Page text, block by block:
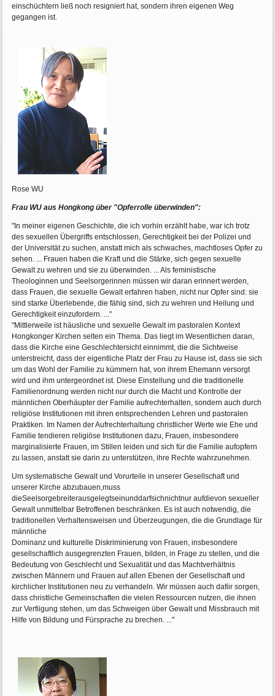
einschüchtern ließ noch resigniert hat, sondern ihren eigenen Weg
gegangen ist.
Rose WU
Frau WU aus Hongkong über "Opferrolle überwinden":
"In meiner eigenen Geschichte, die ich vorhin erzählt habe, war ich trotz
des sexuellen Übergriffs entschlossen, Gerechtigkeit bei der Polizei und
der Universität zu suchen, anstatt mich als schwaches, machtloses Opfer zu
sehen. ... Frauen haben die Kraft und die Stärke, sich gegen sexuelle
Gewalt zu wehren und sie zu überwinden. ... Als feministische
Theologinnen und Seelsorgerinnen müssen wir daran erinnert werden,
dass Frauen, die sexuelle Gewalt erfahren haben, nicht nur Opfer sind: sie
sind starke Überlebende, die fähig sind, sich zu wehren und Heilung und
Gerechtigkeit einzufordern. ..."
"Mittlerweile ist häusliche und sexuelle Gewalt im pastoralen Kontext
Hongkonger Kirchen selten ein Thema. Das liegt im Wesentlichen daran,
dass die Kirche eine Geschlechtersicht einnimmt, die die Sichtweise
unterstreicht, dass der eigentliche Platz der Frau zu Hause ist, dass sie sich
um das Wohl der Familie zu kümmern hat, von ihrem Ehemann versorgt
wird und ihm untergeordnet ist. Diese Einstellung und die traditionelle
Familienordnung werden nicht nur durch die Macht und Kontrolle der
männlichen Oberhäupter der Familie aufrechterhalten, sondern auch durch
religiöse Institutionen mit ihren entsprechenden Lehren und pastoralen
Praktiken. Im Namen der Aufrechterhaltung christlicher Werte wie Ehe und
Familie tendieren religiöse Institutionen dazu, Frauen, insbesondere
marginalisierte Frauen, im Stillen leiden und sich für die Familie aufopfern
zu lassen, anstatt sie darin zu unterstützen, ihre Rechte wahrzunehmen.
Um systematische Gewalt und Vorurteile in unserer Gesellschaft und
unserer Kirche abzubauen,muss
dieSeelsorgebreiterausgelegtseinunddarfsichnichtnur aufdievon sexueller
Gewalt unmittelbar Betroffenen beschränken. Es ist auch notwendig, die
traditionellen Verhaltensweisen und Überzeugungen, die die Grundlage für
männliche
Dominanz und kulturelle Diskriminierung von Frauen, insbesondere
gesellschaftlich ausgegrenzten Frauen, bilden, in Frage zu stellen, und die
Bedeutung von Geschlecht und Sexualität und das Machtverhältnis
zwischen Männern und Frauen auf allen Ebenen der Gesellschaft und
kirchlicher Institutionen neu zu verhandeln. Wir müssen auch dafiir sorgen,
dass christliche Gemeinschaften die vielen Ressourcen nutzen, die ihnen
zur Verfiigung stehen, um das Schweigen über Gewalt und Missbrauch mit
Hilfe von Bildung und Fürsprache zu brechen. ..."